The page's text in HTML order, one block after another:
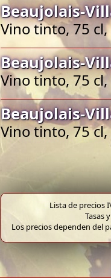
Beaujolais-
Vino tinto, 75 cl,
Beaujolais-
Vino tinto, 75 cl,
Beaujolais-
Vino tinto, 75 cl,
Lista de precios
Tasas
Los precios dependen del